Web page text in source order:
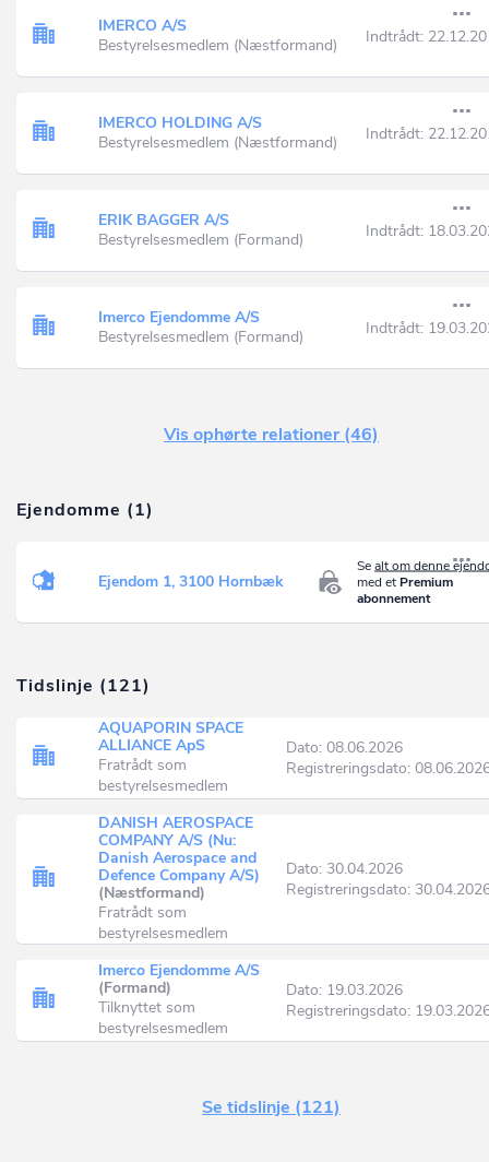
IMERCO A/S
Bestyrelsesmedlem (Næstformand)
Indtrådt:
IMERCO HOLDING A/S
Bestyrelsesmedlem (Næstformand)
Indtrådt:
ERIK BAGGER A/S
Bestyrelsesmedlem (Formand)
Indtrådt:
Imerco Ejendomme A/S
Bestyrelsesmedlem (Formand)
Indtrådt:
Vis ophørte relationer (46)
Ejendomme (1)
Sealt om denne
med et Premium
abonnement
Ejendom 1, 3100 Hornbæk
Tidslinje (121)
AQUAPORIN SPACE
ALLIANCE ApS
Fratrådt som
bestyrelsesmedlem
Dato: 08.06.2026
Registreringsdato:
DANISH AEROSPACE
COMPANY A/S (Nu:
Danish Aerospace and
Defence Company A/S)
(Næstformand)
Fratrådt som
bestyrelsesmedlem
Dato: 30.04.2026
Registreringsdato:
Imerco Ejendomme A/S
(Formand)
Tilknyttet som
bestyrelsesmedlem
Dato: 19.03.2026
Registreringsdato:
Se tidslinje (121)